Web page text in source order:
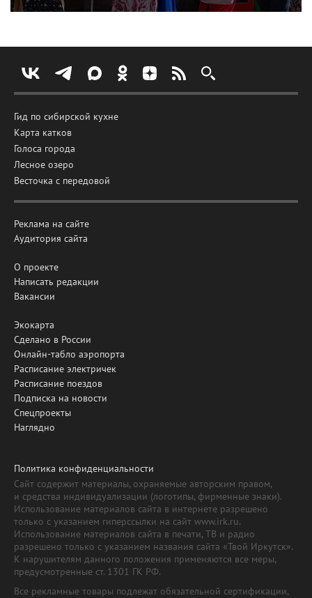
Гид по сибирской кухне
Карта катков
Голоса города
Лесное озеро
Весточка с передовой
Реклама на сайте
Аудитория сайта
О проекте
Написать редакции
Вакансии
Экокарта
Сделано в России
Онлайн-табло аэропорта
Расписание электричек
Расписание поездов
Подписка на новости
Спецпроекты
Наглядно
Политика конфиденциальности
Сайт содержит материалы, охраняемые авторским правом,
и средства индивидуализации (логотипы, фирменные знаки).
Использование материалов сайта в интернете разрешено
только с указанием гиперссылки на сайт www.irk.ru.
Использование материалов сайта в печати, ТВ и радио
разрешено только с указанием названия сайта «Твой Иркутск».
К нарушителям данного положения применяются все меры,
предусмотренные ст. 1301 ГК РФ.
Все рекламные товары подлежат обязательной сертификации,